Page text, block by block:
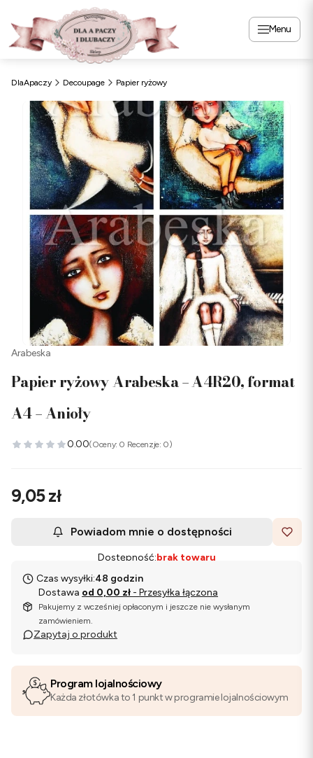
Menu
DlaApaczy Decoupage Papier ryżowy
Arabeska
Papier ryżowy Arabeska – A4R20, format
A4 – Anioły
0.00(Oceny: 0 Recenzje: 0)
Cena
9,05 zł
Powiadom mnie o dostępności
Dostępność:brak towaru
Czas wysyłki:48 godzin
Dostawa od 0,00 zł - Przesyłka łączona
Pakujemy z wcześniej opłaconym i jeszcze nie wysłanym
zamówieniem.
Zapytaj o produkt
Program lojalnościowy
Każda złotówka to 1 punkt w programie lojalnościowym